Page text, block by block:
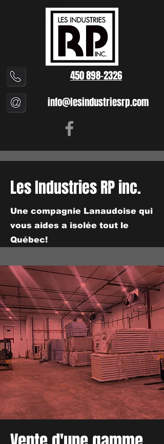
450 898-2326
info@lesindustriesrp.com
Les Industries RP inc.
Une compagnie Lanaudoise qui
vous aides a isolée tout le
Québec!